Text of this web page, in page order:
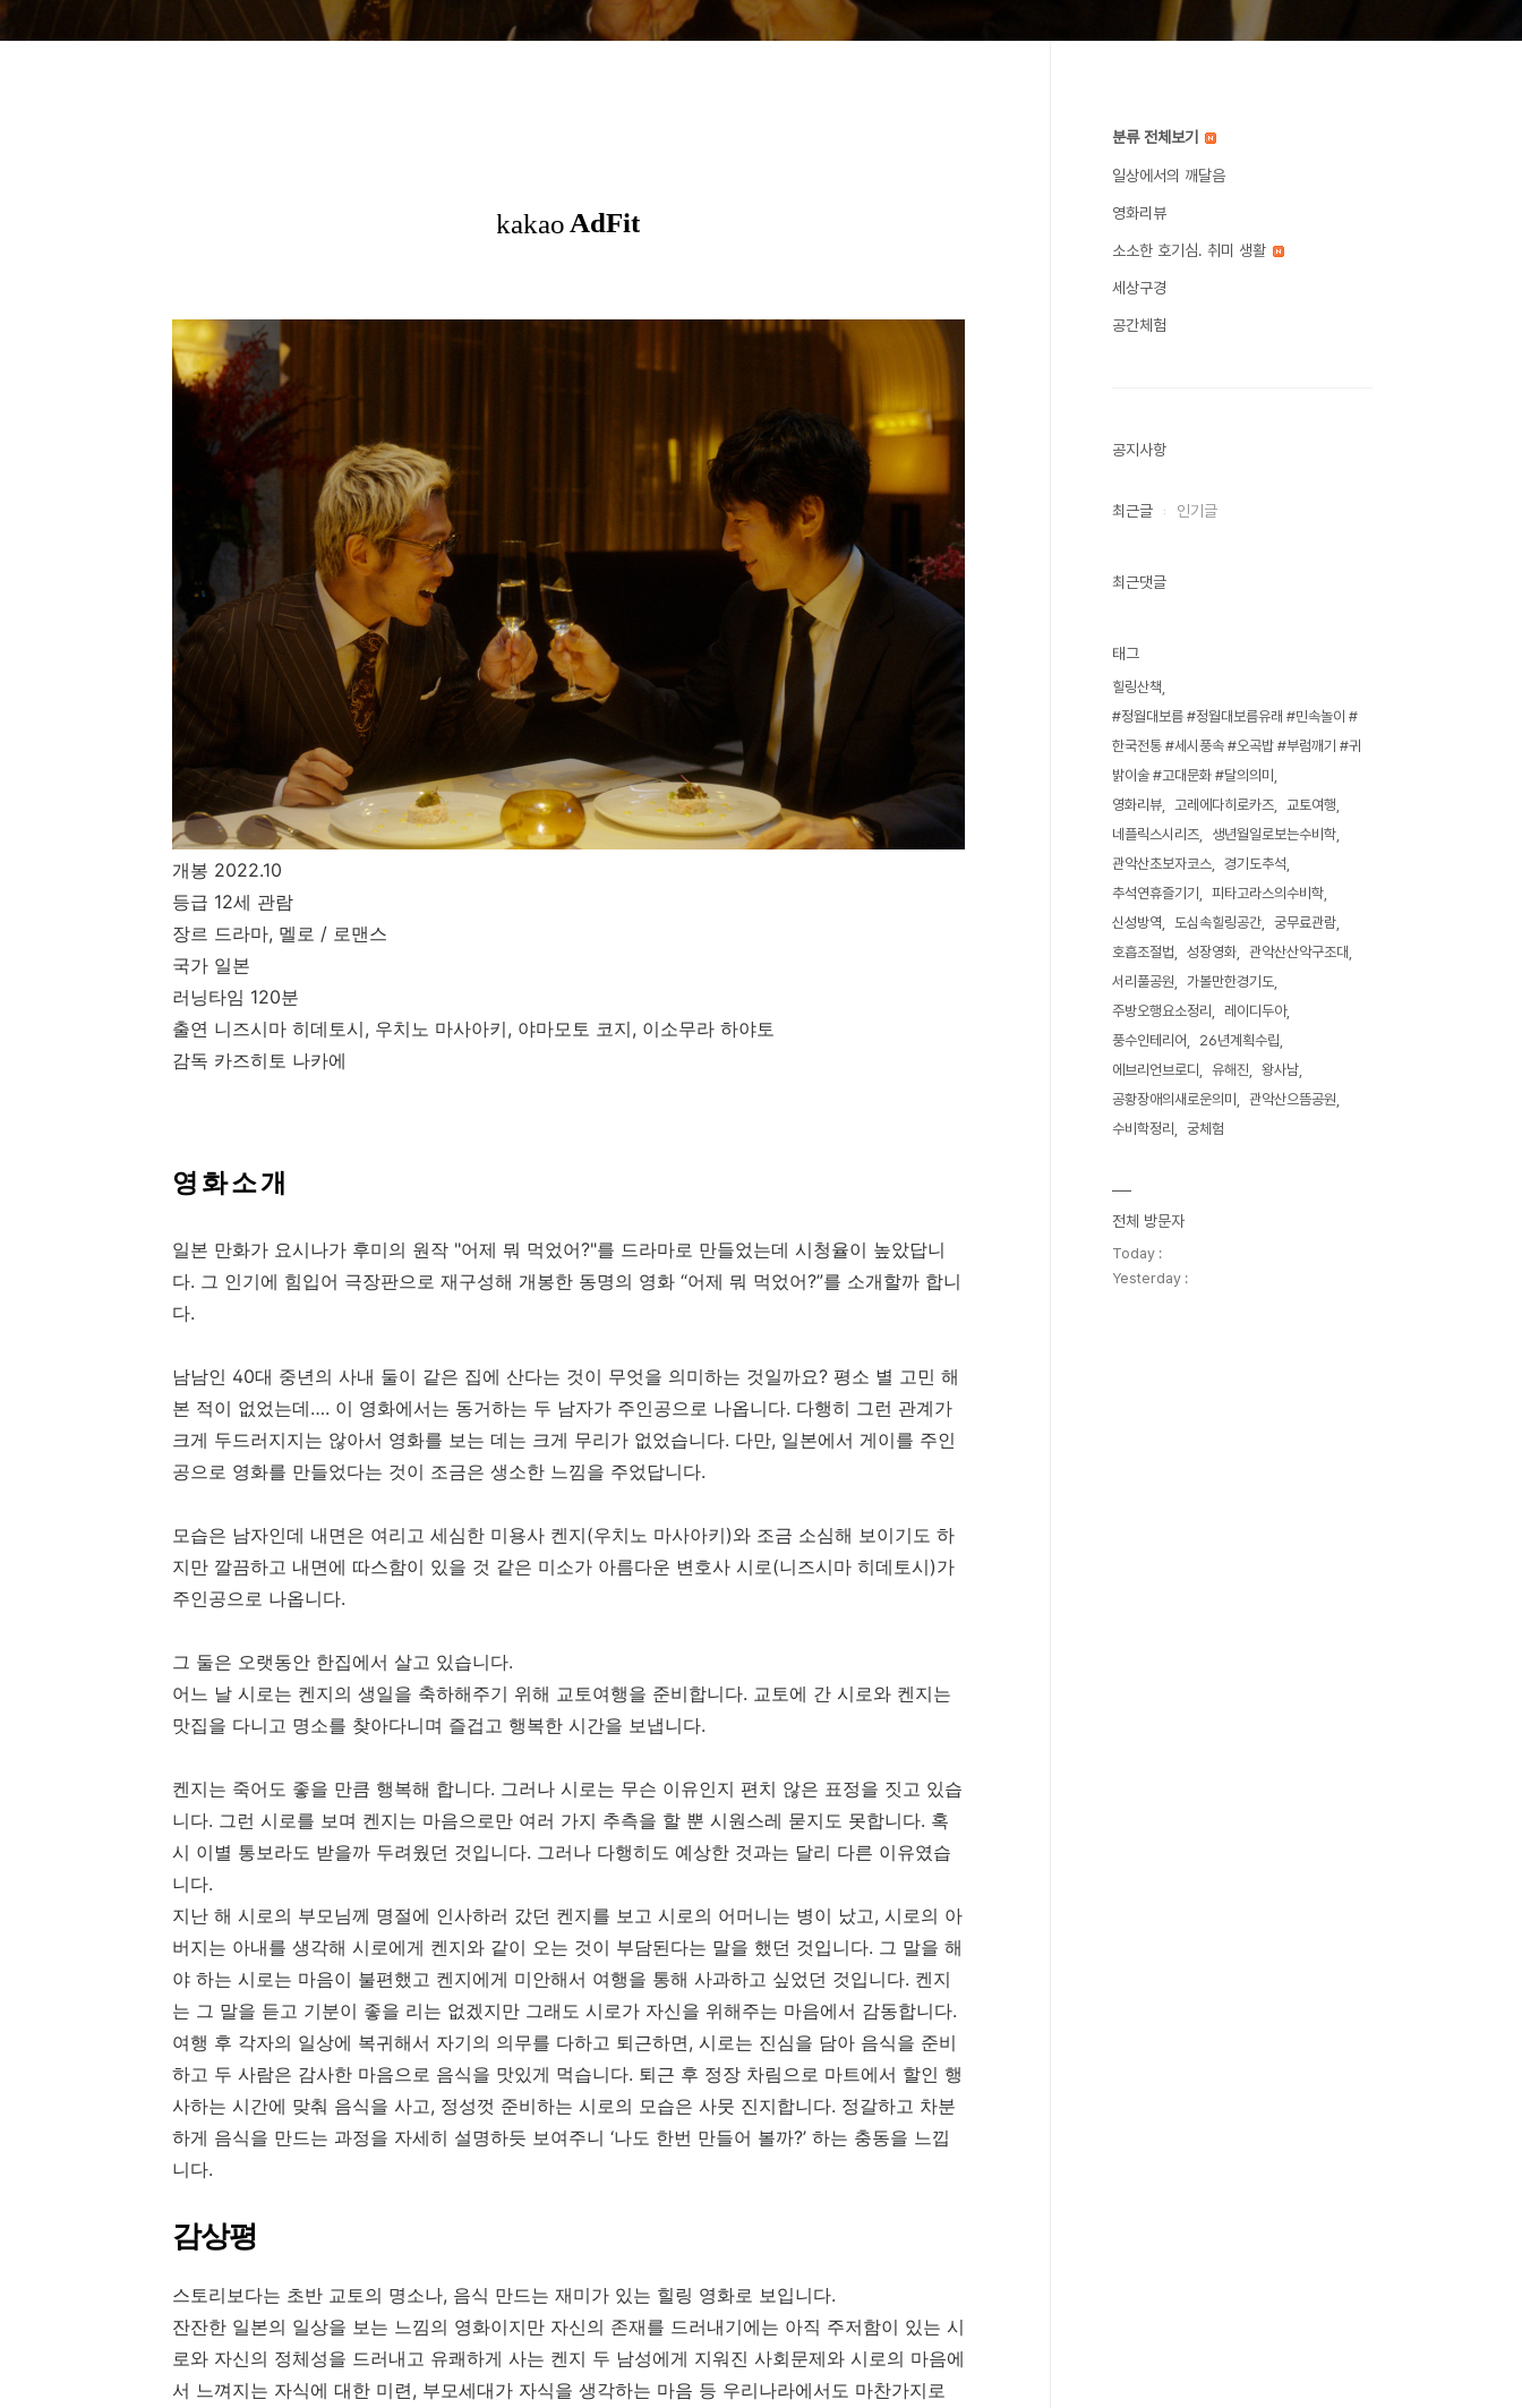
개봉 2022.10
등급 12세 관람
장르 드라마, 멜로 / 로맨스
국가 일본
러닝타임 120분
출연 니즈시마 히데토시, 우치노 마사아키, 야마모토 코지, 이소무라 하야토
감독 카즈히토 나카에
영 화 소 개
일본 만화가 요시나가 후미의 원작 "어제 뭐 먹었어?"를 드라마로 만들었는데 시청율이 높았답니
다. 그 인기에 힘입어 극장판으로 재구성해 개봉한 동명의 영화 “어제 뭐 먹었어?”를 소개할까 합니
다.
남남인 40대 중년의 사내 둘이 같은 집에 산다는 것이 무엇을 의미하는 것일까요? 평소 별 고민 해
본 적이 없었는데…. 이 영화에서는 동거하는 두 남자가 주인공으로 나옵니다. 다행히 그런 관계가
크게 두드러지지는 않아서 영화를 보는 데는 크게 무리가 없었습니다. 다만, 일본에서 게이를 주인
공으로 영화를 만들었다는 것이 조금은 생소한 느낌을 주었답니다.
모습은 남자인데 내면은 여리고 세심한 미용사 켄지(우치노 마사아키)와 조금 소심해 보이기도 하
지만 깔끔하고 내면에 따스함이 있을 것 같은 미소가 아름다운 변호사 시로(니즈시마 히데토시)가
주인공으로 나옵니다.
그 둘은 오랫동안 한집에서 살고 있습니다.
어느 날 시로는 켄지의 생일을 축하해주기 위해 교토여행을 준비합니다. 교토에 간 시로와 켄지는
맛집을 다니고 명소를 찾아다니며 즐겁고 행복한 시간을 보냅니다.
켄지는 죽어도 좋을 만큼 행복해 합니다. 그러나 시로는 무슨 이유인지 편치 않은 표정을 짓고 있습
니다. 그런 시로를 보며 켄지는 마음으로만 여러 가지 추측을 할 뿐 시원스레 묻지도 못합니다. 혹
시 이별 통보라도 받을까 두려웠던 것입니다. 그러나 다행히도 예상한 것과는 달리 다른 이유였습
니다.
지난 해 시로의 부모님께 명절에 인사하러 갔던 켄지를 보고 시로의 어머니는 병이 났고, 시로의 아
버지는 아내를 생각해 시로에게 켄지와 같이 오는 것이 부담된다는 말을 했던 것입니다. 그 말을 해
야 하는 시로는 마음이 불편했고 켄지에게 미안해서 여행을 통해 사과하고 싶었던 것입니다. 켄지
는 그 말을 듣고 기분이 좋을 리는 없겠지만 그래도 시로가 자신을 위해주는 마음에서 감동합니다.
여행 후 각자의 일상에 복귀해서 자기의 의무를 다하고 퇴근하면, 시로는 진심을 담아 음식을 준비
하고 두 사람은 감사한 마음으로 음식을 맛있게 먹습니다. 퇴근 후 정장 차림으로 마트에서 할인 행
사하는 시간에 맞춰 음식을 사고, 정성껏 준비하는 시로의 모습은 사뭇 진지합니다. 정갈하고 차분
하게 음식을 만드는 과정을 자세히 설명하듯 보여주니 ‘나도 한번 만들어 볼까?’ 하는 충동을 느낍
니다.
감상평
스토리보다는 초반 교토의 명소나, 음식 만드는 재미가 있는 힐링 영화로 보입니다.
잔잔한 일본의 일상을 보는 느낌의 영화이지만 자신의 존재를 드러내기에는 아직 주저함이 있는 시
로와 자신의 정체성을 드러내고 유쾌하게 사는 켄지 두 남성에게 지워진 사회문제와 시로의 마음에
서 느껴지는 자식에 대한 미련, 부모세대가 자식을 생각하는 마음 등 우리나라에서도 마찬가지로
분류 전체보기
일상에서의 깨달음
영화리뷰
소소한 호기심. 취미 생활
세상구경
공간체험
공지사항
최근글 인기글
최근댓글
태그
힐링산책
#정월대보름 #정월대보름유래 #민속놀이 #
한국전통 #세시풍속 #오곡밥 #부럼깨기 #귀
밝이술 #고대문화 #달의의미
영화리뷰
고레에다히로카즈
교토여행
네플릭스시리즈
생년월일로보는수비학
관악산초보자코스
경기도추석
추석연휴즐기기
피타고라스의수비학
신성방역
도심속힐링공간
궁무료관람
호흡조절법
성장영화
관악산산악구조대
서리풀공원
가볼만한경기도
주방오행요소정리
레이디두아
풍수인테리어
26년계획수립
에브리언브로디
유해진
왕사남
공황장애의새로운의미
관악산으뜸공원
수비학정리
궁체험
전체 방문자
Today :
Yesterday :